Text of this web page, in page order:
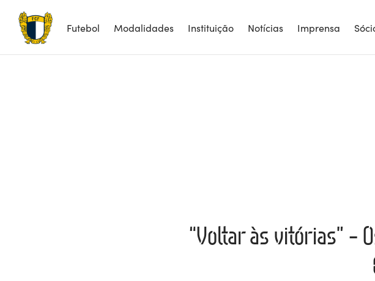
Futebol Modalidades Instituição Notícias Imprensa
“Voltar às vitórias” –